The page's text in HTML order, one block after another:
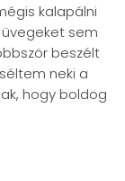
kalapálni
sem
beszélt
neki a
hogy boldog